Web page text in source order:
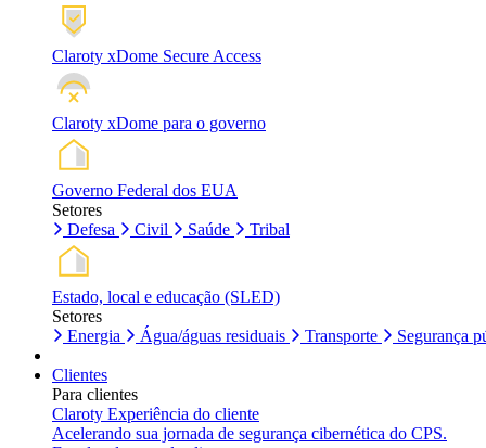
Claroty xDome Secure Access
Claroty xDome para o governo
Governo Federal dos EUA
Setores
Defesa
Civil Saúde Tribal
Estado, local e educação (SLED)
Setores
Energia
Água/águas residuais Transporte Segurança
Clientes
Para clientes
Claroty Experiência do cliente
Acelerando sua jornada de segurança cibernética do CPS.